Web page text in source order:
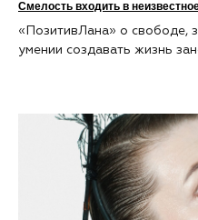
Смелость входить в
«ПозитивЛана» о свободе,
умении создавать жизнь